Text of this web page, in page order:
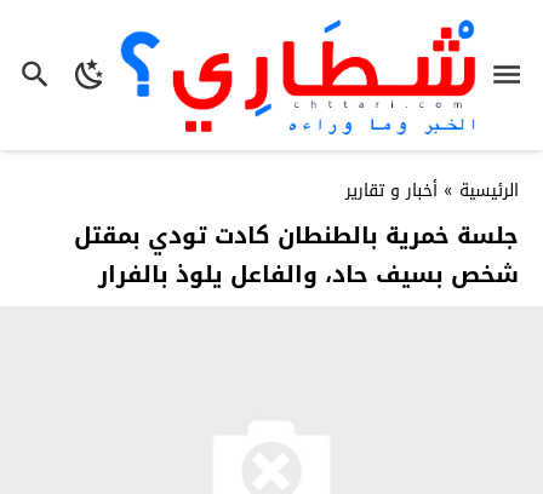
الرئيسية » أخبار و تقارير
جلسة خمرية بالطنطان كادت تودي بمقتل
شخص بسيف حاد، والفاعل يلوذ بالفرار